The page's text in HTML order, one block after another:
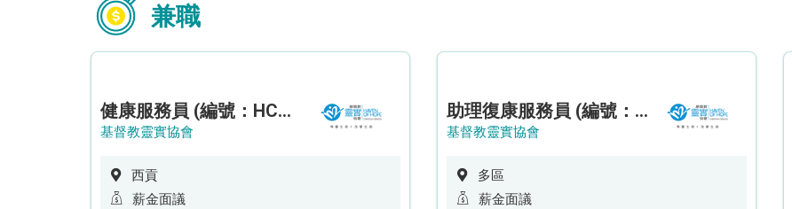
兼職
健康服務員 (編號：HCHDE/HSW/CTE)
基督教靈實協會
西貢
薪金面議
助理復康服務員 (編號：RSD/ARSW/CTE)
基督教靈實協會
多區
薪金面議